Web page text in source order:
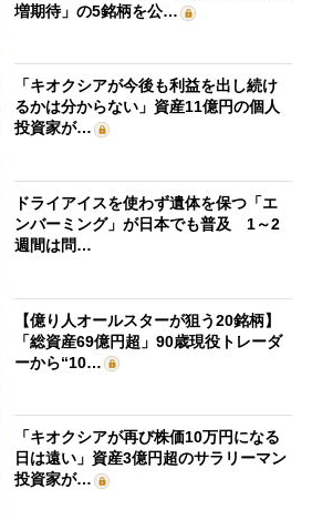
増期待」の5銘柄を公…
「キオクシアが今後も利益を出し続け
るかは分からない」資産11億円の個人
投資家が…
ドライアイスを使わず遺体を保つ「エ
ンバーミング」が日本でも普及 1～2
週間は問…
【億り人オールスターが狙う20銘柄】
「総資産69億円超」90歳現役トレーダ
ーから“10…
「キオクシアが再び株価10万円になる
日は遠い」資産3億円超のサラリーマン
投資家が…